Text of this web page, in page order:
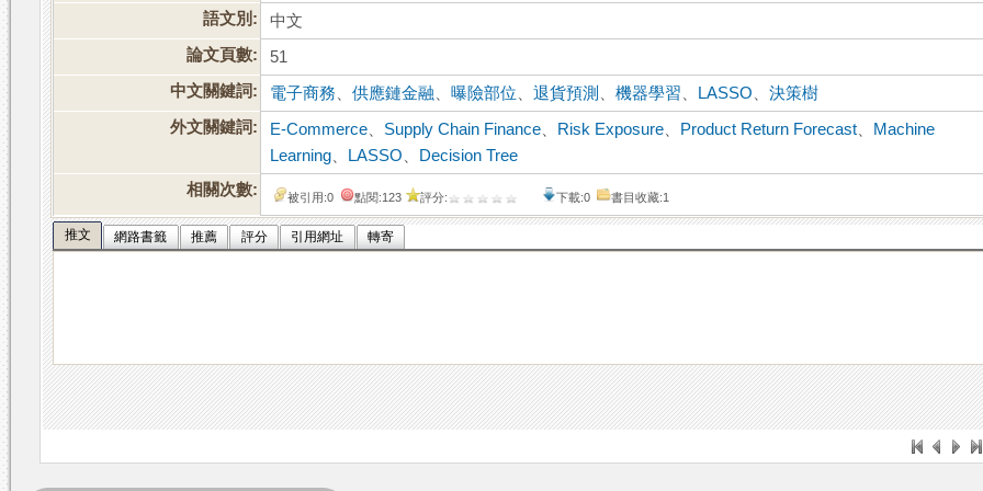
語文別:
中文
論文頁數:
51
中文關鍵詞:
電子商務 、供應鏈金融 、曝險部位 、退貨預測 、機器學習 LASSO 、決策樹
外文關鍵詞:
E-Commerce Supply Chain Finance Risk Exposure Product Return Forecast
Machine
Learning
LASSO
Decision Tree
相關次數:
被引用:0 點閱:123 評分: 下載:0 書目收藏:1
推文 網路書籤 推薦 評分 引用網址 轉寄